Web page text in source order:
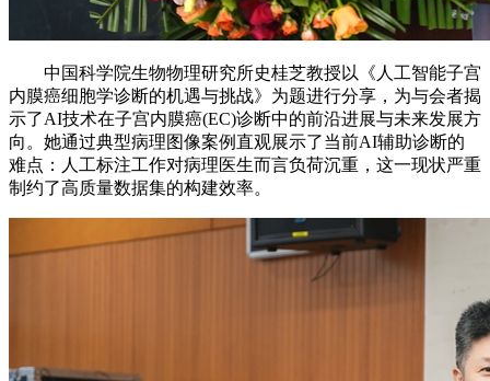
中国科学院生物物理研究所史桂芝教授以《人工智能子宫
内膜癌细胞学诊断的机遇与挑战》为题进行分享，为与会者揭
示了AI技术在子宫内膜癌(EC)诊断中的前沿进展与未来发展方
向。她通过典型病理图像案例直观展示了当前AI辅助诊断的
难点：人工标注工作对病理医生而言负荷沉重，这一现状严重
制约了高质量数据集的构建效率。